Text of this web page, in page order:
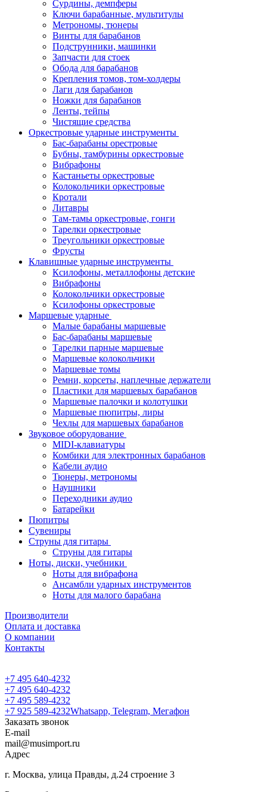
Сурдины, демпферы
Ключи барабанные, мультитулы
Метрономы, тюнеры
Винты для барабанов
Подструнники, машинки
Запчасти для стоек
Обода для барабанов
Крепления томов, том-холдеры
Лаги для барабанов
Ножки для барабанов
Ленты, тейпы
Чистящие средства
Оркестровые ударные инструменты
Бас-барабаны орестровые
Бубны, тамбурины оркестровые
Вибрафоны
Кастаньеты оркестровые
Колокольчики оркестровые
Кротали
Литавры
Там-тамы оркестровые, гонги
Тарелки оркестровые
Треугольники оркестровые
Фрусты
Клавишные ударные инструменты
Ксилофоны, металлофоны детские
Вибрафоны
Колокольчики оркестровые
Ксилофоны оркестровые
Маршевые ударные
Малые барабаны маршевые
Бас-барабаны маршевые
Тарелки парные маршевые
Маршевые колокольчики
Маршевые томы
Ремни, корсеты, наплечные держатели
Пластики для маршевых барабанов
Маршевые палочки и колотушки
Маршевые пюпитры, лиры
Чехлы для маршевых барабанов
Звуковое оборудование
MIDI-клавиатуры
Комбики для электронных барабанов
Кабели аудио
Тюнеры, метрономы
Наушники
Переходники аудио
Батарейки
Пюпитры
Сувениры
Струны для гитары
Струны для гитары
Ноты, диски, учебники
Ноты для вибрафона
Ансамбли ударных инструментов
Ноты для малого барабана
Производители
Оплата и доставка
О компании
Контакты
+7 495 640-4232
+7 495 640-4232
+7 495 589-4232
+7 925 589-4232Whatsapp, Telegram, Мегафон
Заказать звонок
E-mail
mail@musimport.ru
Адрес
г. Москва, улица Правды, д.24 строение 3